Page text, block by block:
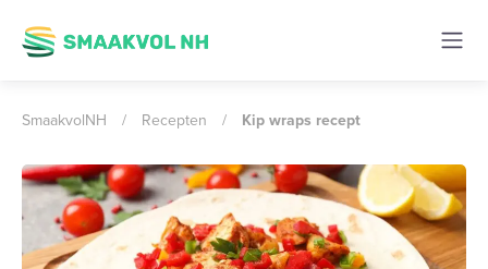
SmaakvolNH / Recepten / Kip wraps recept